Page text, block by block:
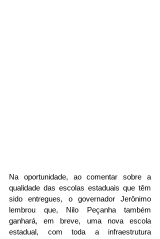
Na oportunidade, ao comentar sobre a
qualidade das escolas estaduais que têm
sido entregues, o governador Jerônimo
lembrou que, Nilo Peçanha também
ganhará, em breve, uma nova escola
estadual, com toda a infraestrutura